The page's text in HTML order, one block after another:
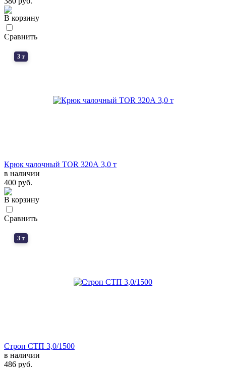
В корзину
Сравнить
3 т
Крюк чалочный TOR 320А 3,0 т
в наличии
400 руб.
В корзину
Сравнить
3 т
Строп СТП 3,0/1500
в наличии
486 руб.